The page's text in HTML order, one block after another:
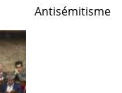
Antisémitisme